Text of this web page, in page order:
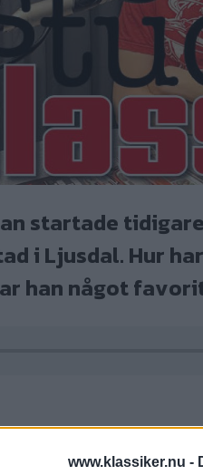
www.klassiker.nu -
startade
i Ljusdal. Hur
han något